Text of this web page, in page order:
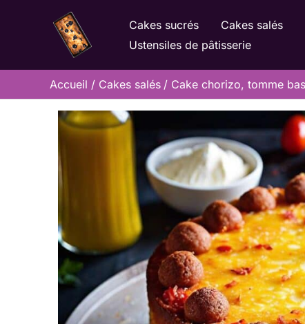
Cakes sucrés Cakes salés
Ustensiles de pâtisserie
Accueil Cakes salés Cake chorizo, tomme